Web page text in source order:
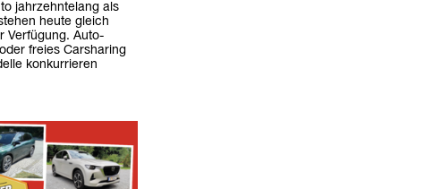
jahrzehntelang als
heute gleich
Verfügung. Auto-
freies Carsharing
konkurrieren